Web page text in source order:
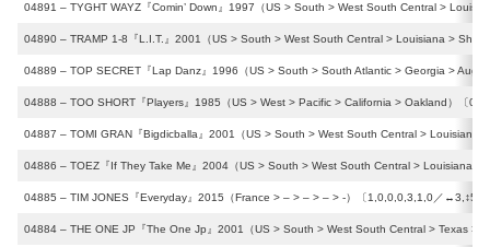
04891 – TYGHT WAYZ『Comin’ Down』1997（US > South > West South Central >
04890 – TRAMP 1-8『L.I.T.』2001（US > South > West South Central > Louisiana >
04889 – TOP SECRET『Lap Danz』1996（US > South > South Atlantic > Georgia >
04888 – TOO SHORT『Players』1985（US > West > Pacific > California > Oakland）〔
04887 – TOMI GRAN『Bigdicballa』2001（US > South > West South Central > Louisiana
04886 – TOEZ『If They Take Me』2004（US > South > West South Central > Louisiana
04885 – TIM JONES『Everyday』2015（France > – > – > – > -）〔1,0,0,0,3,1,0／↔︎3,↕︎5〕
04884 – THE ONE JP『The One Jp』2001（US > South > West South Central > Texas >